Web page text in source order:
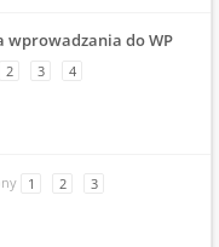
wprowadzania do WP
2 3 4
1 2 3